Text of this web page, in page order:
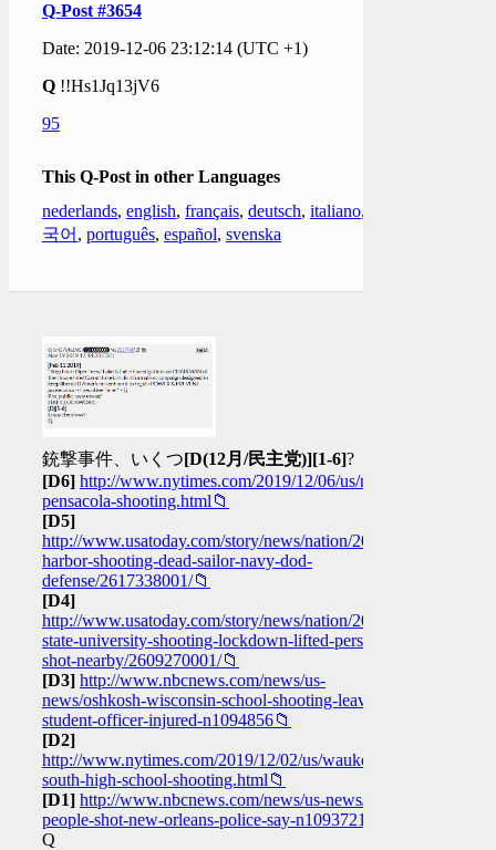
Q-Post #3654
Date: 2019-12-06 23:12:14 (UTC +1)
Q !!Hs1Jq13jV6
95
This Q-Post in other Languages
nederlands, english, français, deutsch, italiano,
국어 , português, español, svenska
銃撃事件、いくつ[D(12月/民主党)][1-6]?
[D6] http://www.nytimes.com/2019/12/06/us/nas-
pensacola-shooting.html📁
[D5]
http://www.usatoday.com/story/news/nation/2019/12/05/pearl-
harbor-shooting-dead-sailor-navy-dod-
defense/2617338001/📁
[D4]
http://www.usatoday.com/story/news/nation/2019/12/04/jackson-
state-university-shooting-lockdown-lifted-person-
shot-nearby/2609270001/📁
[D3] http://www.nbcnews.com/news/us-
news/oshkosh-wisconsin-school-shooting-leaves-
student-officer-injured-n1094856📁
[D2]
http://www.nytimes.com/2019/12/02/us/waukesha-
south-high-school-shooting.html📁
[D1] http://www.nbcnews.com/news/us-news/10-
people-shot-new-orleans-police-say-n1093721📁
Q